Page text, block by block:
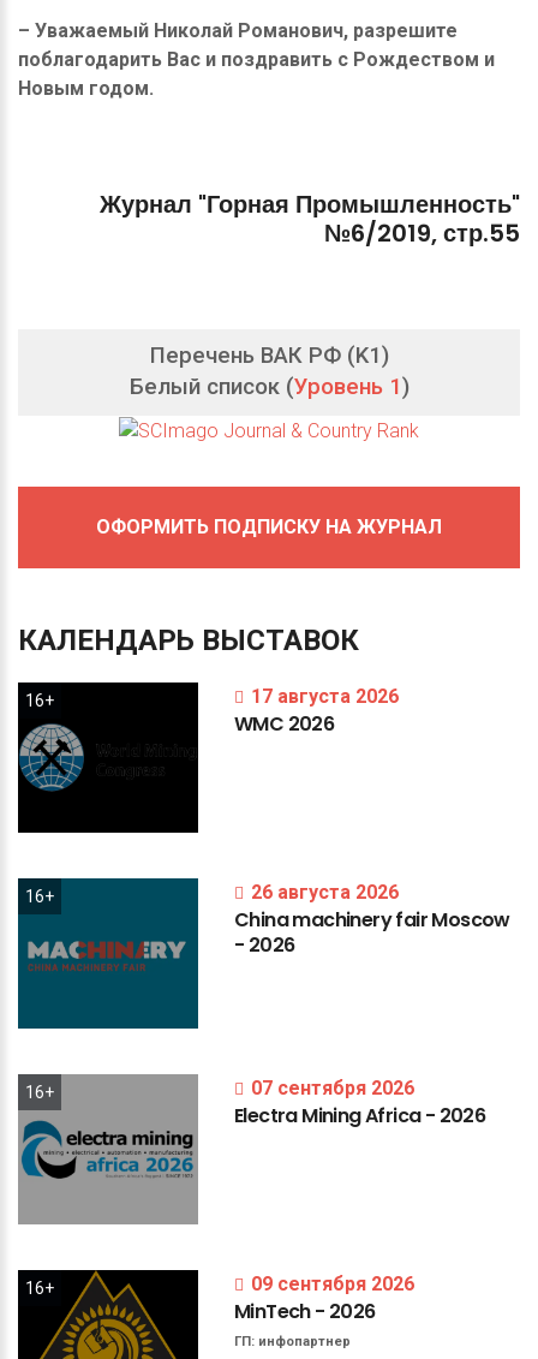
– Уважаемый Николай Романович, разрешите
поблагодарить Вас и поздравить с Рождеством и
Новым годом.
Журнал "Горная Промышленность"
№6/2019,стр.55
Перечень ВАК РФ (K1)
Белый список (Уровень 1)
ОФОРМИТЬ ПОДПИСКУ НА ЖУРНАЛ
КАЛЕНДАРЬ ВЫСТАВОК
16+ 17 августа 2026
WMC 2026
16+ 26 августа 2026
ChinamachineryfairMoscow
- 2026
16+ 07 сентября 2026
ElectraMiningAfrica- 2026
16+ 09 сентября 2026
MinTech- 2026
ГП: инфопартнер